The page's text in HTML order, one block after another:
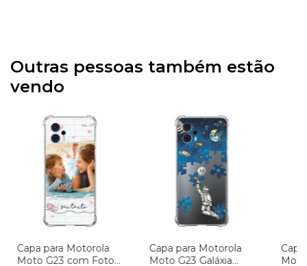
Outras pessoas também estão
vendo
Capa para Motorola
Moto G23 com Foto
Capa para Motorola
Moto G23 Galáxia